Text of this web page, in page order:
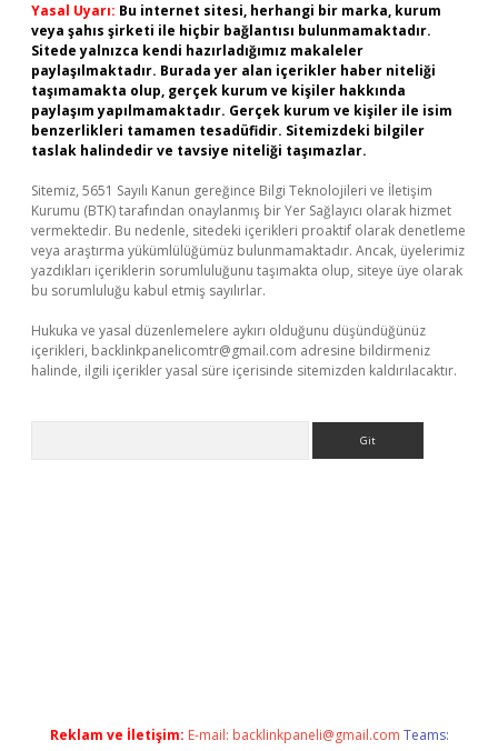
Yasal Uyarı: Bu internet sitesi, herhangi bir marka, kurum
veya şahıs şirketi ile hiçbir bağlantısı bulunmamaktadır.
Sitede yalnızca kendi hazırladığımız makaleler
paylaşılmaktadır. Burada yer alan içerikler haber niteliği
taşımamakta olup, gerçek kurum ve kişiler hakkında
paylaşım yapılmamaktadır. Gerçek kurum ve kişiler ile isim
benzerlikleri tamamen tesadüfidir. Sitemizdeki bilgiler
taslak halindedir ve tavsiye niteliği taşımazlar.
Sitemiz, 5651 Sayılı Kanun gereğince Bilgi Teknolojileri ve İletişim
Kurumu (BTK) tarafından onaylanmış bir Yer Sağlayıcı olarak hizmet
vermektedir. Bu nedenle, sitedeki içerikleri proaktif olarak denetleme
veya araştırma yükümlülüğümüz bulunmamaktadır. Ancak, üyelerimiz
yazdıkları içeriklerin sorumluluğunu taşımakta olup, siteye üye olarak
bu sorumluluğu kabul etmiş sayılırlar.
Hukuka ve yasal düzenlemelere aykırı olduğunu düşündüğünüz
içerikleri, backlinkpanelicomtr@gmail.com adresine bildirmeniz
halinde, ilgili içerikler yasal süre içerisinde sitemizden kaldırılacaktır.
Reklam ve İletişim: E-mail: backlinkpaneli@gmail.com Teams: